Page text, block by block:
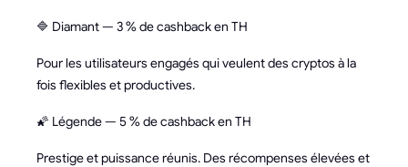
🔷 Diamant — 3 % de cashback en TH
Pour les utilisateurs engagés qui veulent des cryptos à la
fois flexibles et productives.
🌠 Légende — 5 % de cashback en TH
Prestige et puissance réunis. Des récompenses élevées et